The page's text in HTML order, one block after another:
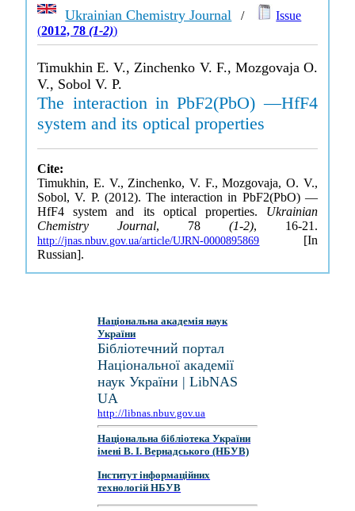
Ukrainian Chemistry Journal /
Issue
(2012, 78(1-2))
Timukhin E. V., Zinchenko V. F., Mozgovaja O.
V., Sobol V. P.
The interaction in PbF2(PbO) —HfF4
system and its optical properties
Cite:
Timukhin, E. V., Zinchenko, V. F., Mozgovaja, O. V.,
Sobol, V. P. (2012). The interaction in PbF2(PbO) —
HfF4 system and its optical properties. Ukrainian
Chemistry Journal, 78 (1-2), 16-21.
http://jnas.nbuv.gov.ua/article/UJRN-0000895869 [In
Russian].
Національна академія наук
України
Бібліотечний портал
Національної академії
наук України | LibNAS
UA
http://libnas.nbuv.gov.ua
Національна бібліотека України
імені В. І. Вернадського (НБУВ)
Інститут інформаційних
технологій НБУВ